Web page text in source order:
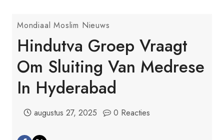
Mondiaal Moslim Nieuws
Hindutva Groep Vraagt
Om Sluiting Van Medrese
In Hyderabad
augustus 27, 2025 0 Reacties